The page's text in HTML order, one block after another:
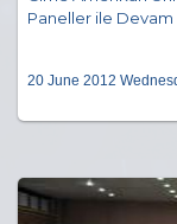
Paneller ile Devam
20 June 2012